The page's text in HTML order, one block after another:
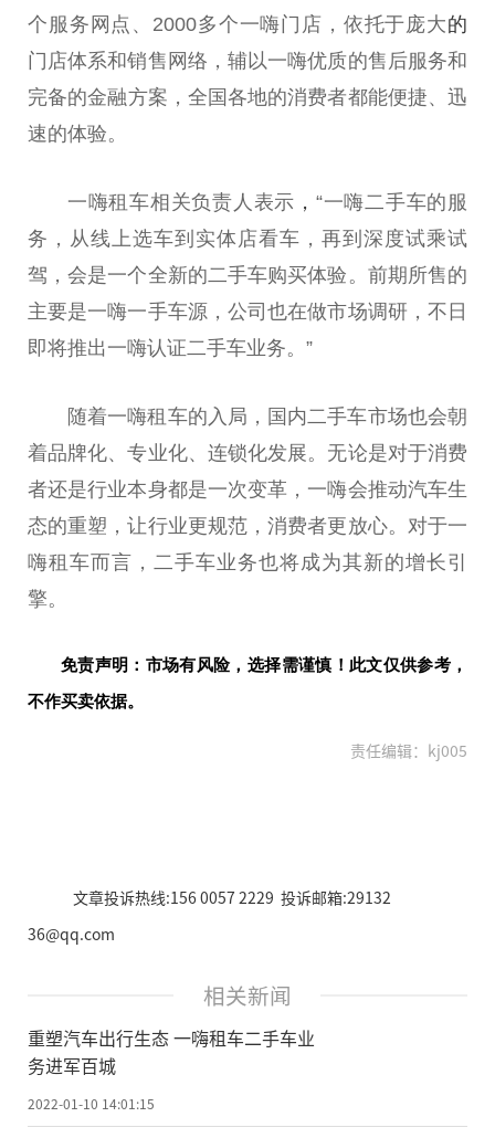
个服务网点、2000多个一嗨门店，依托于庞大的
门店体系和销售网络，辅以一嗨优质的售后服务和
完备的金融方案，全国各地的消费者都能便捷、迅
速的体验。
一嗨租车相关负责人表示 ， “一嗨二手车的服
务，从线上选车到实体店看车，再到深度试乘试
驾，会是一个全新的二手车购买体验。前期所售的
主要是一嗨一手车源，公司也在做市场调研，不日
即将推出一嗨认证二手车业务。”
随着一嗨租车的入局，国内二手车市场也会朝
着品牌化、专业化、连锁化发展。无论是对于消费
者还是行业本身都是一次变革，一嗨会推动汽车生
态的重塑，让行业更规范，消费者更放心。对于一
嗨租车而言，二手车业务也将成为其新的增长引
擎。
免责声明：市场有风险，选择需谨慎！此文仅供参考，
不作买卖依据。
责任编辑：kj005
文章投诉热线:156 0057 2229 投诉邮箱:29132
36@qq.com
相关新闻
重塑汽车出行生态 一嗨租车二手车业
务进军百城
2022-01-10 14:01:15